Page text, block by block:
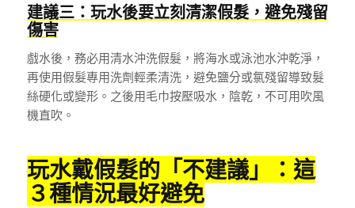
建議三：玩水後要立刻清潔假髮，避免殘留
傷害
戲水後，務必用清水沖洗假髮，將海水或泳池水沖乾淨，
再使用假髮專用洗劑輕柔清洗，避免鹽分或氯殘留導致髮
絲硬化或變形。之後用毛巾按壓吸水，陰乾，不可用吹風
機直吹。
玩水戴假髮的「不建議」：這
３種情況最好避免